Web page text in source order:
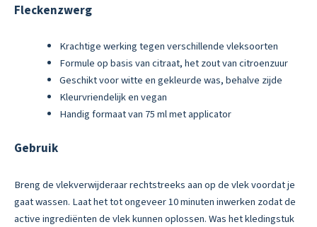
Fleckenzwerg
Krachtige werking tegen verschillende vleksoorten
Formule op basis van citraat, het zout van citroenzuur
Geschikt voor witte en gekleurde was, behalve zijde
Kleurvriendelijk en vegan
Handig formaat van 75 ml met applicator
Gebruik
Breng de vlekverwijderaar rechtstreeks aan op de vlek voordat je
gaat wassen. Laat het tot ongeveer 10 minuten inwerken zodat de
active ingrediënten de vlek kunnen oplossen. Was het kledingstuk